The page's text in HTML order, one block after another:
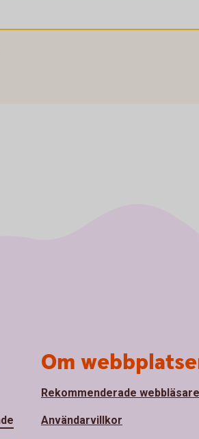
Om
Rekommenderade webbläsare
Användarvillkor